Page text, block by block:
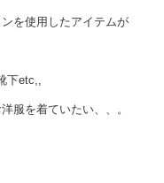
を使用したアイテムが
下etc,,
服を着ていたい、、。